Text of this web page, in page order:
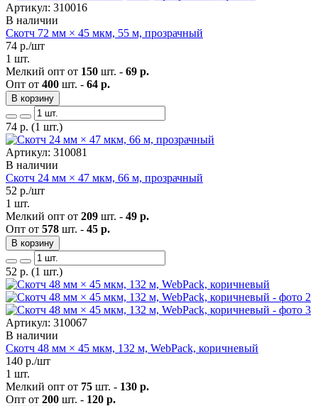
Артикул: 310016
В наличии
Скотч 72 мм × 45 мкм, 55 м, прозрачный
74 р./шт
1 шт.
Мелкий опт от 150 шт. - 69 р.
Опт от 400 шт. - 64 р.
В корзину
74 р. (1 шт.)
Артикул: 310081
В наличии
Скотч 24 мм × 47 мкм, 66 м, прозрачный
52 р./шт
1 шт.
Мелкий опт от 209 шт. - 49 р.
Опт от 578 шт. - 45 р.
В корзину
52 р. (1 шт.)
Артикул: 310067
В наличии
Скотч 48 мм × 45 мкм, 132 м, WebPack, коричневый
140 р./шт
1 шт.
Мелкий опт от 75 шт. - 130 р.
Опт от 200 шт. - 120 р.